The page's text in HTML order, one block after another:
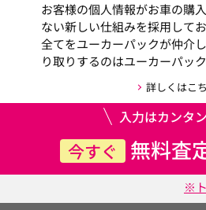
お客様の個人情報がお車の購
ない新しい仕組みを採用して
全てをユーカーパックが仲介
り取りするのはユーカーパック
詳しくはこ
入力はカンタ
今すぐ 無料査
※